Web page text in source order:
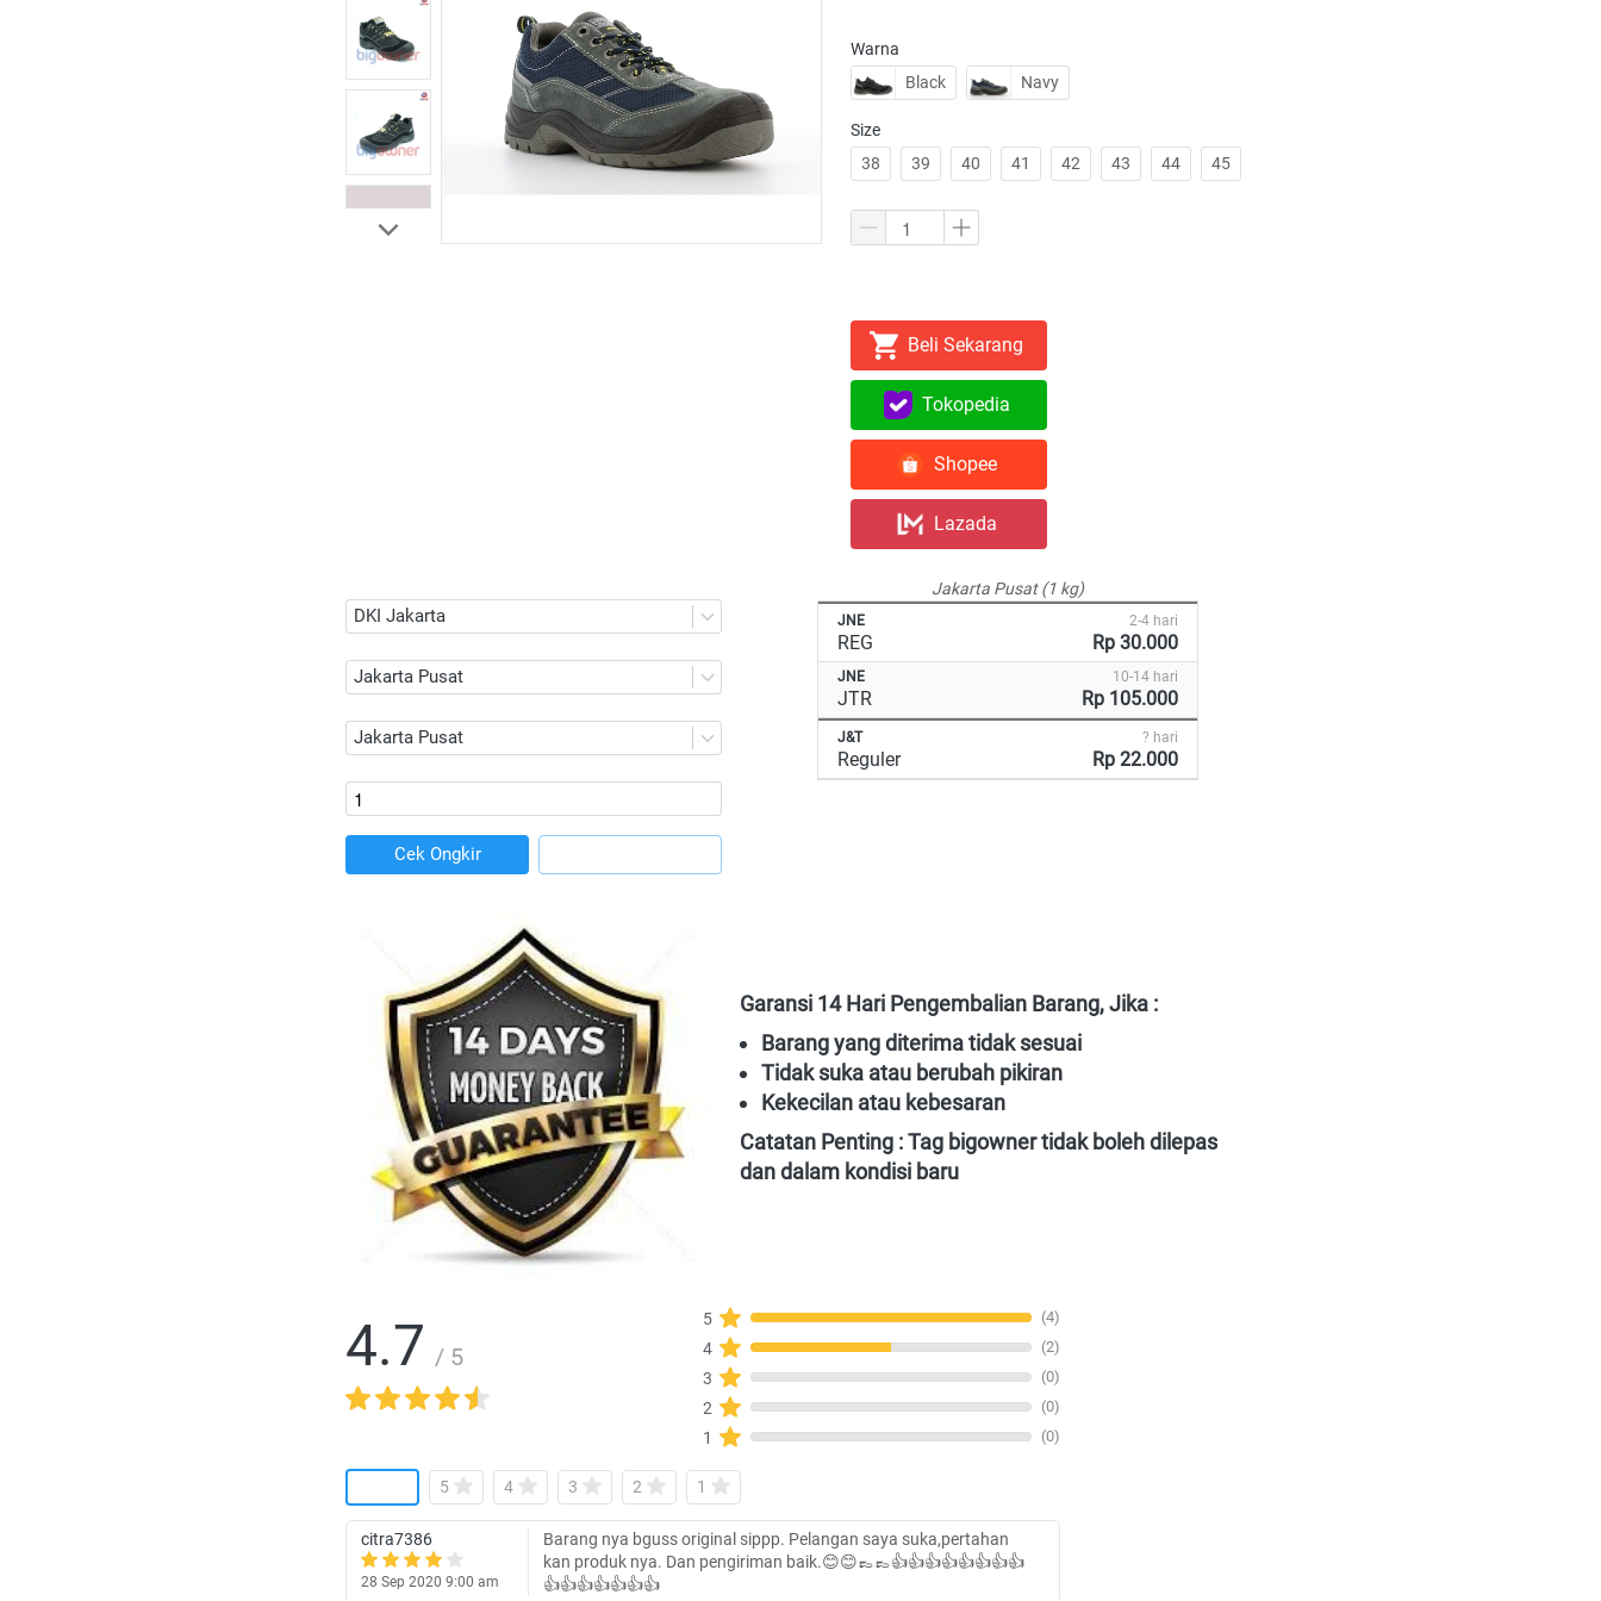
Warna
Black
Navy
Size
38
39 40 41 42 43 44 45
` Beli Sekarang
` Tokopedia
` Shopee
` Lazada
DKI Jakarta
Jakarta Pusat
Jakarta Pusat
`Cek Ongkir
Jakarta Pusat (1 kg)
JNE
REG
2-4 hari
Rp 30.000
JNE
JTR
10-14 hari
Rp 105.000
J&T
Reguler
? hari
Rp 22.000
Garansi 14 Hari Pengembalian Barang, Jika :
Barang yang diterima tidak sesuai
Tidak suka atau berubah pikiran
Kekecilan atau kebesaran
Catatan Penting : Tag bigowner tidak boleh dilepas
dan dalam kondisi baru
4.7 / 5
5 (4)
4 (2)
3 (0)
2 (0)
1 (0)
5 4 3 2 1
citra7386
28 Sep 2020 9:00 am
Barang nya bguss original sippp. Pelangan saya suka,pertahan
kan produk nya. Dan pengiriman baik.😊😊👞👞👍👍👍👍👍👍👍👍
👍👍👍👍👍👍👍